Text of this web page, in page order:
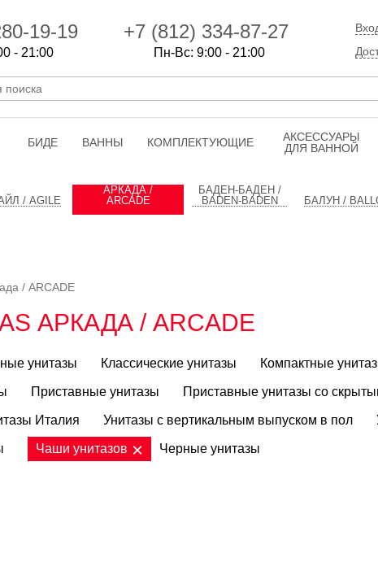
19-19
- 21:00
+7 (812) 334-87-27
Пн-Вс: 9:00 - 21:00
БИДЕ ВАННЫ КОМПЛЕКТУЮЩИЕ
АКСЕССУАРЫ
ДЛЯ ВАННОЙ
/ AGILE
АРКАДА /
ARCADE
БАДЕН-БАДЕН /
BADEN-BADEN
БАЛУН /
/ ARCADE
АРКАДА / ARCADE
унитазы Классические унитазы Компактные
Приставные унитазы Приставные унитазы со
Италия Унитазы с вертикальным выпуском в пол
Чаши унитазов Черные унитазы